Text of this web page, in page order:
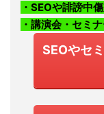
・SEOや誹謗中
・講演会・セミ
SEOやセ